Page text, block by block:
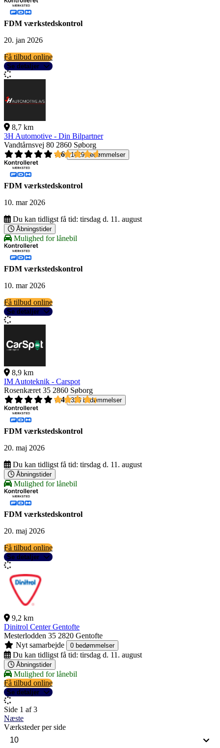
FDM værkstedskontrol
20. jan 2026
Få tilbud online
Se detaljer
8,7 km
3H Automotive - Din Bilpartner
Vandtårnsvej 80 2860 Søborg
4,6
1619 bedømmelser
FDM værkstedskontrol
10. mar 2026
Du kan tidligst få tid: tirsdag d. 11. august
Åbningstider
Mulighed for lånebil
FDM værkstedskontrol
10. mar 2026
Få tilbud online
Se detaljer
8,9 km
IM Autoteknik - Carspot
Rosenkæret 35 2860 Søborg
4,4
326 bedømmelser
FDM værkstedskontrol
20. maj 2026
Du kan tidligst få tid: tirsdag d. 11. august
Åbningstider
Mulighed for lånebil
FDM værkstedskontrol
20. maj 2026
Få tilbud online
Se detaljer
9,2 km
Dinitrol Center Gentofte
Mesterlodden 35 2820 Gentofte
Nyt samarbejde
0 bedømmelser
Du kan tidligst få tid: tirsdag d. 11. august
Åbningstider
Mulighed for lånebil
Få tilbud online
Se detaljer
Side 1 af 3
Næste
Værksteder per side